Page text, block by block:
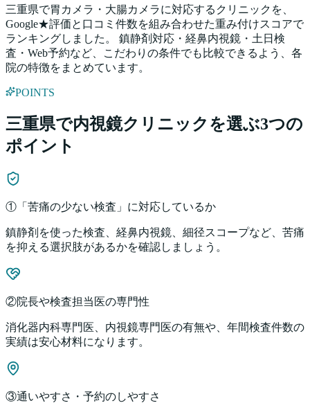
三重県で胃カメラ・大腸カメラに対応するクリニックを、
Google★評価と口コミ件数を組み合わせた重み付けスコアで
ランキングしました。 鎮静剤対応・経鼻内視鏡・土日検
査・Web予約など、こだわりの条件でも比較できるよう、各
院の特徴をまとめています。
POINTS
三重県で内視鏡クリニックを選ぶ3つの
ポイント
①「苦痛の少ない検査」に対応しているか
鎮静剤を使った検査、経鼻内視鏡、細径スコープなど、苦痛
を抑える選択肢があるかを確認しましょう。
②院長や検査担当医の専門性
消化器内科専門医、内視鏡専門医の有無や、年間検査件数の
実績は安心材料になります。
③通いやすさ・予約のしやすさ